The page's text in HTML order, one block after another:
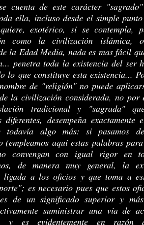
cuenta de este carácter
ella, incluso desde el simple
exotérico, si se contempla,
como la civilización islámica,
la Edad Media, nada es mas fácil
penetra toda la existencia del ser
lo que constituye esta existencia...
de "religión" no puede
la civilización considerada, no por
tradicional y "sagrada"
diferentes, desempeña exactamente
todavía algo más: si pasamos
(empleamos aquí estas palabras
convengan con igual rigor en
de manera muy general, la
ligada a los oficios y que toma a
es necesario pues que estos
de un significado superior y
suministrar una vía de
y es evidentemente en razón